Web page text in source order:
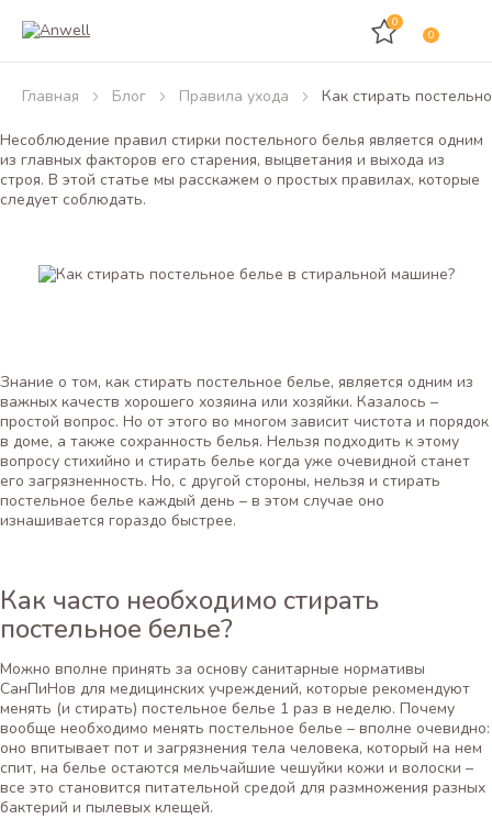
0
0
Главная Блог Правила ухода Как стирать
Несоблюдение правил стирки постельного белья является одним
из главных факторов его старения, выцветания и выхода из
строя. В этой статье мы расскажем о простых правилах, которые
следует соблюдать.
Знание о том, как стирать постельное белье, является одним из
важных качеств хорошего хозяина или хозяйки. Казалось –
простой вопрос. Но от этого во многом зависит чистота и порядок
в доме, а также сохранность белья. Нельзя подходить к этому
вопросу стихийно и стирать белье когда уже очевидной станет
его загрязненность. Но, с другой стороны, нельзя и стирать
постельное белье каждый день – в этом случае оно
изнашивается гораздо быстрее.
Как часто необходимо стирать
постельное белье?
Можно вполне принять за основу санитарные нормативы
СанПиНов для медицинских учреждений, которые рекомендуют
менять (и стирать) постельное белье 1 раз в неделю. Почему
вообще необходимо менять постельное белье – вполне очевидно:
оно впитывает пот и загрязнения тела человека, который на нем
спит, на белье остаются мельчайшие чешуйки кожи и волоски –
все это становится питательной средой для размножения разных
бактерий и пылевых клещей.